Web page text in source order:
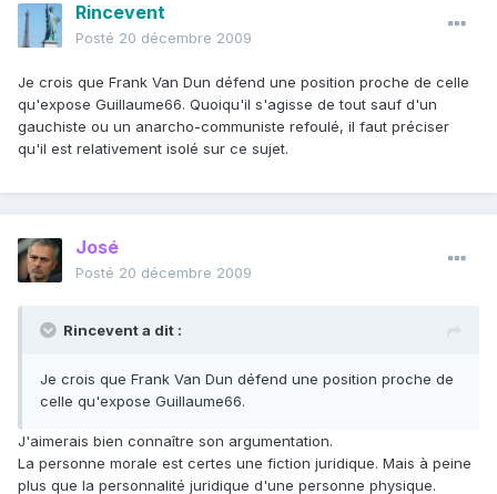
Rincevent
Posté 20 décembre 2009
Je crois que Frank Van Dun défend une position proche de celle
qu'expose Guillaume66. Quoiqu'il s'agisse de tout sauf d'un
gauchiste ou un anarcho-communiste refoulé, il faut préciser
qu'il est relativement isolé sur ce sujet.
José
Posté 20 décembre 2009
Rincevent a dit :
Je crois que Frank Van Dun défend une position proche de
celle qu'expose Guillaume66.
J'aimerais bien connaître son argumentation.
La personne morale est certes une fiction juridique. Mais à peine
plus que la personnalité juridique d'une personne physique.